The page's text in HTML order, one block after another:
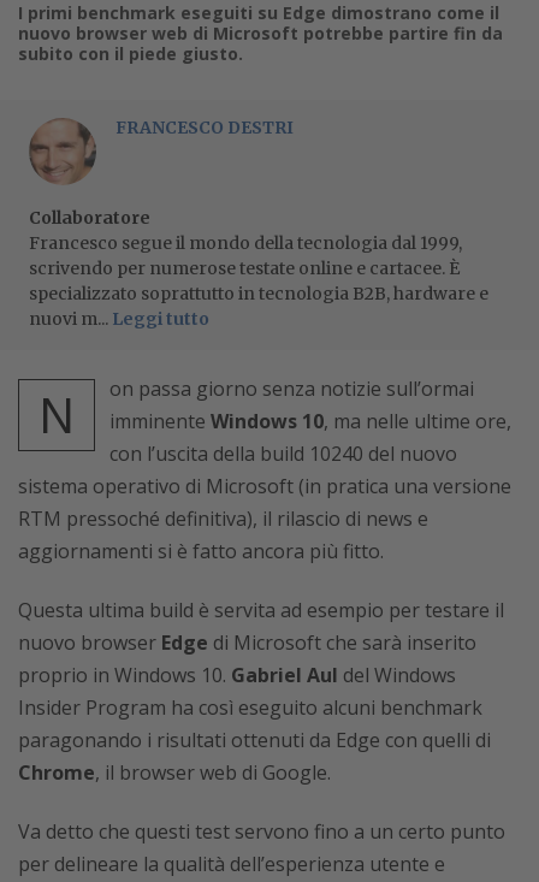
I primi benchmark eseguiti su Edge dimostrano come il
nuovo browser web di Microsoft potrebbe partire fin da
subito con il piede giusto.
FRANCESCO DESTRI
Collaboratore
Francesco segue il mondo della tecnologia dal 1999,
scrivendo per numerose testate online e cartacee. È
specializzato soprattutto in tecnologia B2B, hardware e
nuovi m... Leggi tutto
N
on passa giorno senza notizie sull’ormai
imminente Windows 10, ma nelle ultime ore,
con l’uscita della build 10240 del nuovo
sistema operativo di Microsoft (in pratica una versione
RTM pressoché definitiva), il rilascio di news e
aggiornamenti si è fatto ancora più fitto.
Questa ultima build è servita ad esempio per testare il
nuovo browser Edge di Microsoft che sarà inserito
proprio in Windows 10. Gabriel Aul del Windows
Insider Program ha così eseguito alcuni benchmark
paragonando i risultati ottenuti da Edge con quelli di
Chrome, il browser web di Google.
Va detto che questi test servono fino a un certo punto
per delineare la qualità dell’esperienza utente e